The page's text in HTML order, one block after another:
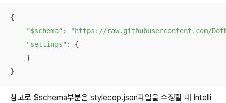
{
"$schema" :
"https://raw.githubusercontent.com/
"settings" : {
    }
}
참고로 $schema부분은 stylecop.json파일을 수정할 때 Intelli